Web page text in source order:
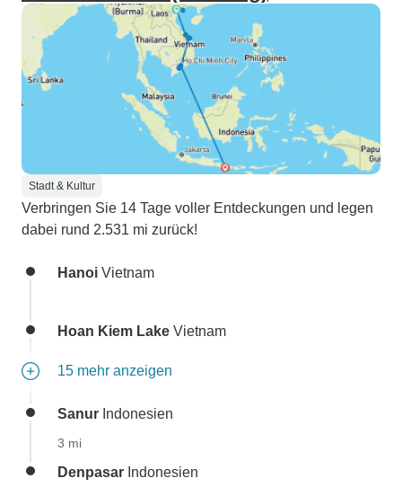
Stadt & Kultur
Verbringen Sie 14 Tage voller Entdeckungen und legen
dabei rund 2.531 mi zurück!
Hanoi Vietnam
Hoan Kiem Lake Vietnam
15 mehr anzeigen
Sanur Indonesien
3 mi
Denpasar Indonesien